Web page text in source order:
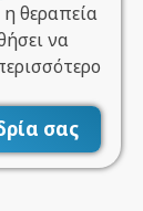
θεραπεία
να
σας